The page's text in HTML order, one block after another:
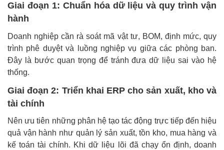
Giai đoạn 1: Chuẩn hóa dữ liệu và quy trình vận
hành
Doanh nghiệp cần rà soát mã vật tư, BOM, định mức, quy
trình phê duyệt và luồng nghiệp vụ giữa các phòng ban.
Đây là bước quan trọng để tránh đưa dữ liệu sai vào hệ
thống.
Giai đoạn 2: Triển khai ERP cho sản xuất, kho và
tài chính
Nên ưu tiên những phân hệ tạo tác động trực tiếp đến hiệu
quả vận hành như quản lý sản xuất, tồn kho, mua hàng và
kế toán tài chính. Khi dữ liệu lõi đã chạy ổn định, doanh